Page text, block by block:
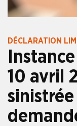
DÉCLARATION
10 avril
sinistrée